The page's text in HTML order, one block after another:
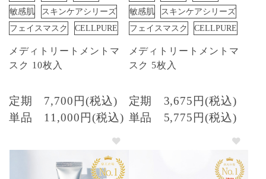
敏感肌
スキンケアシリーズ
フェイスマスク
CELLPURE
メディトリートメントマ
スク 10枚入
定期
7,700円(税込)
単品
11,000円(税込)
敏感肌
スキンケアシリーズ
フェイスマスク
CELLPURE
メディトリートメントマ
スク 5枚入
定期
3,675円(税込)
単品
5,775円(税込)